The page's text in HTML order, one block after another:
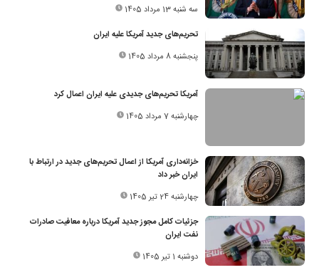
سه شنبه 13 مرداد 1405
تحریم‌های جدید آمریکا علیه ایران
پنجشنبه 8 مرداد 1405
آمریکا تحریم‌های جدیدی علیه ایران اعمال کرد
چهارشنبه 7 مرداد 1405
خزانه‌داری آمریکا از اعمال تحریم‌های جدید در ارتباط با
ایران خبر داد
چهارشنبه 24 تیر 1405
جزئیات کامل مجوز جدید آمریکا درباره معافیت صادرات
نفت ایران
دوشنبه 1 تیر 1405